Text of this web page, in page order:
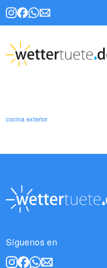
cocina exterior
Síguenos en